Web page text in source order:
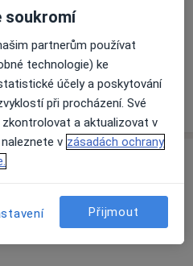
návštěvy)
pacienty na pojišťovnu
Víceo adrese
svůj názor
soukromí
partnerům používat
technologie) ke
účely a poskytování
při procházení. Své
a aktualizovat v
v zásadách ochrany
Přijmout